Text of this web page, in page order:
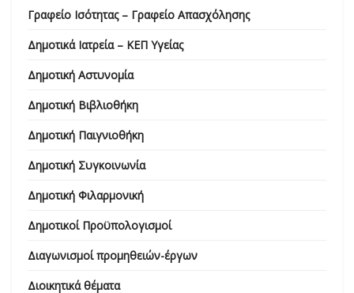
Γραφείο Ισότητας – Γραφείο Απασχόλησης
Δημοτικά Ιατρεία – ΚΕΠ Υγείας
Δημοτική Αστυνομία
Δημοτική Βιβλιοθήκη
Δημοτική Παιγνιοθήκη
Δημοτική Συγκοινωνία
Δημοτική Φιλαρμονική
Δημοτικοί Προϋπολογισμοί
Διαγωνισμοί προμηθειών-έργων
Διοικητικά θέματα